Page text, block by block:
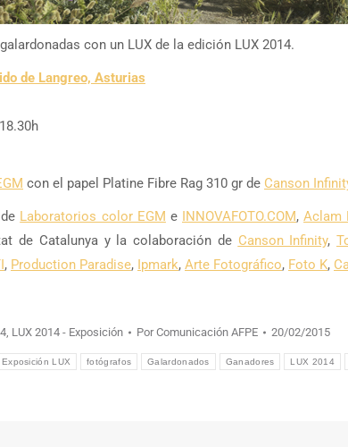
con un LUX de la edición LUX 2014.
de Langreo, Asturias
con el papel Platine Fibre Rag 310 gr de Canson
Laboratorios color EGM e INNOVAFOTO.COM,Aclam
de Catalunya y la colaboración de Canson Infinity,
, Production Paradise, Ipmark, Arte Fotográfico, Foto K,
, LUX 2014 - Exposición PorComunicación AFPE 20/02/2015
Exposición LUX fotógrafos Galardonados Ganadores LUX 2014